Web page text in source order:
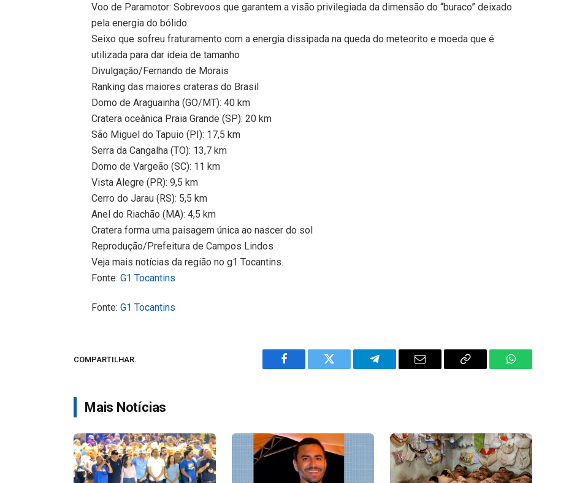
Voo de Paramotor: Sobrevoos que garantem a visão privilegiada da dimensão do “buraco” deixado
pela energia do bólido.
Seixo que sofreu fraturamento com a energia dissipada na queda do meteorito e moeda que é
utilizada para dar ideia de tamanho
Divulgação/Fernando de Morais
Ranking das maiores crateras do Brasil
Domo de Araguainha (GO/MT): 40 km
Cratera oceânica Praia Grande (SP): 20 km
São Miguel do Tapuio (PI): 17,5 km
Serra da Cangalha (TO): 13,7 km
Domo de Vargeão (SC): 11 km
Vista Alegre (PR): 9,5 km
Cerro do Jarau (RS): 5,5 km
Anel do Riachão (MA): 4,5 km
Cratera forma uma paisagem única ao nascer do sol
Reprodução/Prefeitura de Campos Lindos
Veja mais notícias da região no g1 Tocantins.
Fonte:G1 Tocantins
Fonte:G1 Tocantins
COMPARTILHAR.
Facebook Twitter Telegram Email
Copy
WhatsApp
Mais Notícias